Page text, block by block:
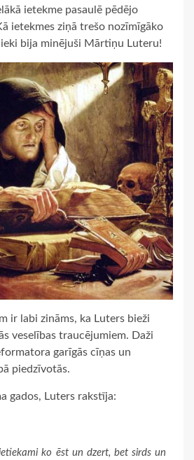
ietekme pasaulē pēdējo
ietekmes ziņā trešo nozīmīgāko
bija minējuši Mārtiņu Luteru!
ir labi zināms, ka Luters bieži
veselības traucējumiem. Daži
garīgās cīņas un
piedzīvotās.
gados, Luters rakstīja:
ko ēst un dzert, bet sirds un